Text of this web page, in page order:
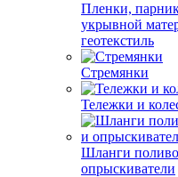
Пленки,
укрывной
геотекстиль
Стремянки
Тележки и
Шланги
опрыскиватели